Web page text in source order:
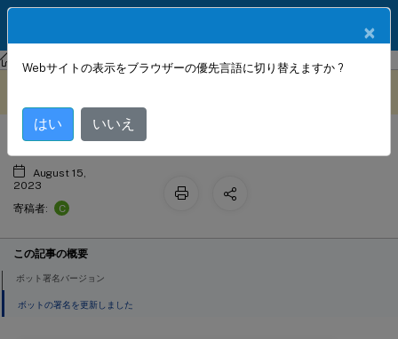
NetScaler NetScaler 13.1 ボット署名アラート記事
2021 年 1 月のボット署名の更新
August 15,
2023
寄稿者:
C
この記事の概要
ボット署名バージョン
ボットの署名を更新しました
×
Webサイトの表示をブラウザーの優先言語に切り替えますか ?
はい いいえ